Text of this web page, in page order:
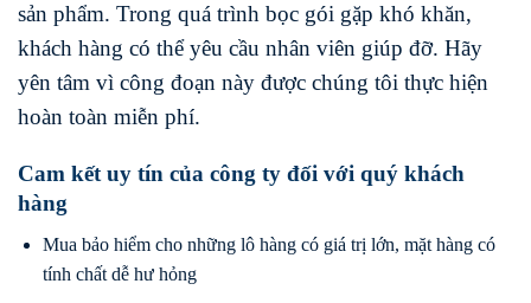
sản phẩm. Trong quá trình bọc gói gặp khó khăn,
khách hàng có thể yêu cầu nhân viên giúp đỡ. Hãy
yên tâm vì công đoạn này được chúng tôi thực hiện
hoàn toàn miễn phí.
Cam kết uy tín của công ty đối với quý khách
hàng
Mua bảo hiểm cho những lô hàng có giá trị lớn, mặt hàng có
tính chất dễ hư hỏng